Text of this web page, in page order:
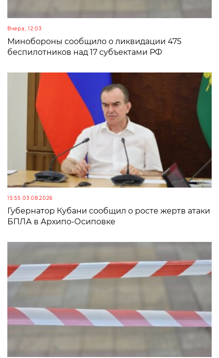
Вчера, 12:03
Минобороны сообщило о ликвидации 475
беспилотников над 17 субъектами РФ
15:55 03.08.2026
Губернатор Кубани сообщил о росте жертв атаки
БПЛА в Архипо-Осиповке